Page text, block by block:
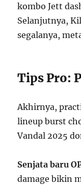
kombo Jett
Selanjutnya,
segalanya,
Tips Pro:
Akhirnya,
lineup burst
Vandal 2025
Senjata baru
damage bikin